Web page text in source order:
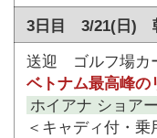
3日目 3/21(日)
送迎 ゴルフ場カ
ベトナム最高峰の
ホイアナ ショア
＜キャディ付・乗